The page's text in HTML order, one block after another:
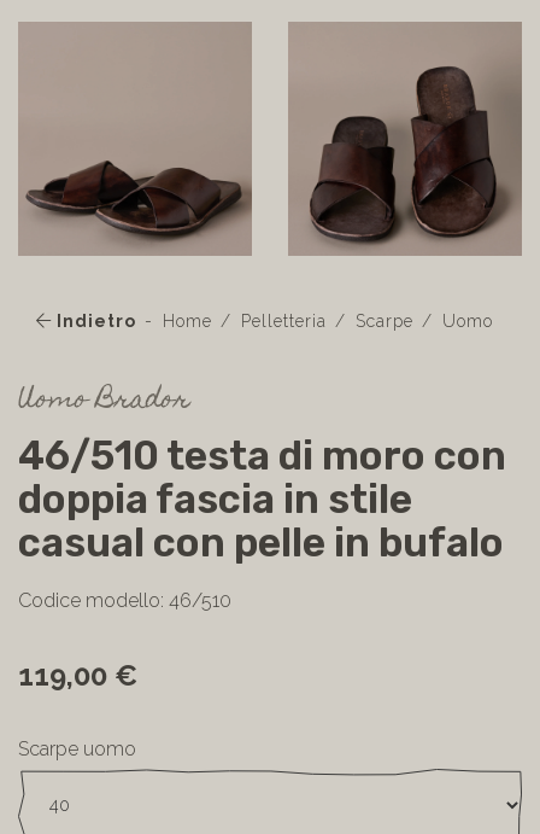
Indietro Home Pelletteria Scarpe Uomo
Uomo Brador
46/510 testa di moro con
doppia fascia in stile
casual con pelle in bufalo
Codice modello: 46/510
119,00 €
Scarpe uomo